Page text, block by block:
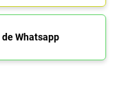
Whatsapp